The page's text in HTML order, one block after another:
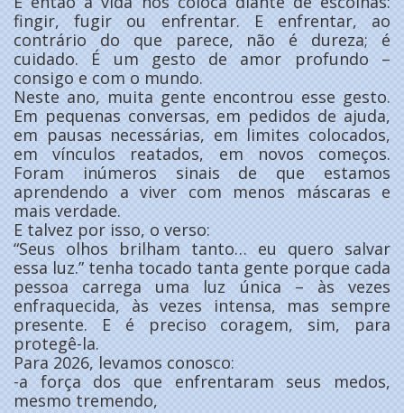
fingir, fugir ou enfrentar. E enfrentar, ao
contrário do que parece, não é dureza; é
cuidado. É um gesto de amor profundo –
consigo e com o mundo.
Neste ano, muita gente encontrou esse gesto.
Em pequenas conversas, em pedidos de ajuda,
em pausas necessárias, em limites colocados,
em vínculos reatados, em novos começos.
Foram inúmeros sinais de que estamos
aprendendo a viver com menos máscaras e
mais verdade.
E talvez por isso, o verso:
“Seus olhos brilham tanto… eu quero salvar
essa luz.” tenha tocado tanta gente porque cada
pessoa carrega uma luz única – às vezes
enfraquecida, às vezes intensa, mas sempre
presente. E é preciso coragem, sim, para
protegê-la.
Para 2026, levamos conosco:
-a força dos que enfrentaram seus medos,
mesmo tremendo,